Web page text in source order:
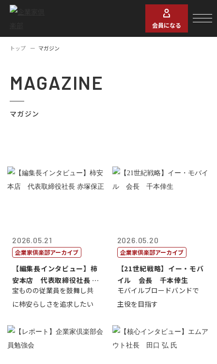
会員になる
トップ マガジン
MAGAZINE
マガジン
2026.05.21
企業家倶楽部アーカイブ
【編集長インタビュー】柿
安本店 代表取締役社長 赤
塚保正
宝ものの従業員を鼓舞し共
に柿安らしさを追求したい
2026.05.20
企業家倶楽部アーカイブ
【21世紀戦略】イー・モバ
イル 会長 千本倖生
モバイルブロードバンドで
主役を目指す